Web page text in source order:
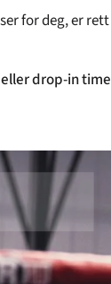
for deg, er
drop-in